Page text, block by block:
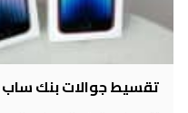
تقسيط جوالات بنك